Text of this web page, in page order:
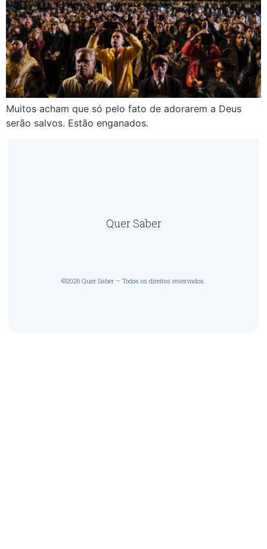
Muitos acham que só pelo fato de adorarem a Deus
serão salvos. Estão enganados.
Quer Saber
©2026 Quer Saber – Todos os direitos reservados.